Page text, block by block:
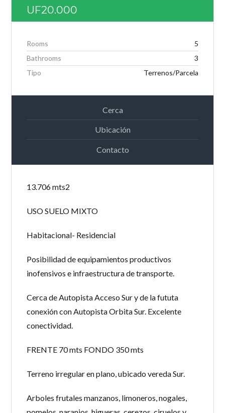
Lost your password?
UF20.000
Rooms
5
Bathrooms
3
Tipo
Terrenos/Parcela
Cerca
Ubicación
Contacto
13.706 mts2
USO SUELO MIXTO
Habitacional- Residencial
Posibilidad de equipamientos productivos
inofensivos e infraestructura de transporte.
Cerca de Autopista Acceso Sur y de la fututa
conexión con Autopista Orbita Sur. Excelente
conectividad.
FRENTE 70 mts FONDO 350 mts
Terreno irregular en plano, ubicado vereda Sur.
Arboles frutales manzanos, limoneros, nogales,